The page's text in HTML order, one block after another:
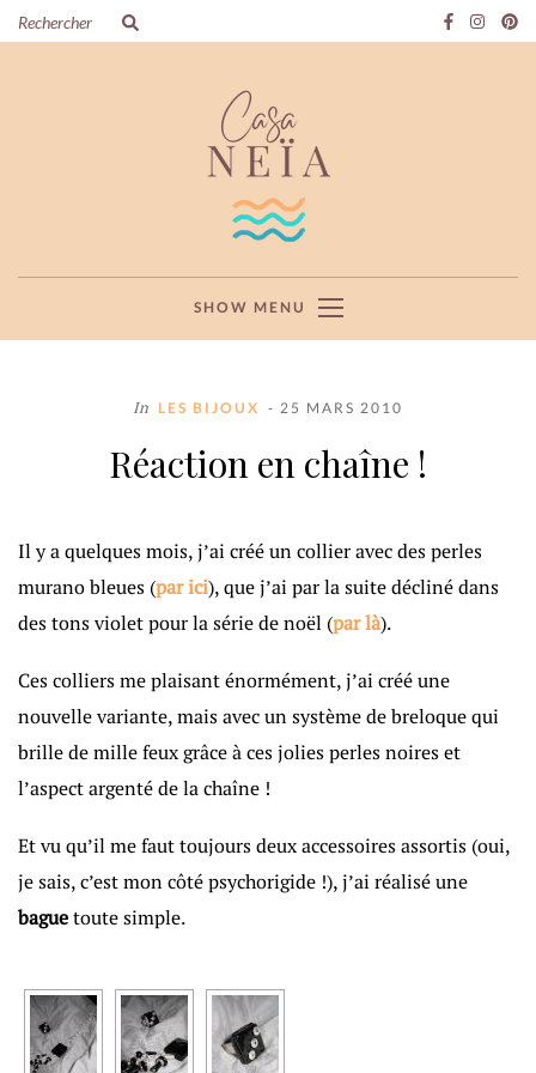
SHOW MENU
In LES BIJOUX - 25 MARS 2010
Réaction en chaîne !
Il y a quelques mois, j’ai créé un collier avec des perles
murano bleues (par ici), que j’ai par la suite décliné dans
des tons violet pour la série de noël (par là).
Ces colliers me plaisant énormément, j’ai créé une
nouvelle variante, mais avec un système de breloque qui
brille de mille feux grâce à ces jolies perles noires et
l’aspect argenté de la chaîne !
Et vu qu’il me faut toujours deux accessoires assortis (oui,
je sais, c’est mon côté psychorigide !), j’ai réalisé une
baguetoute simple.